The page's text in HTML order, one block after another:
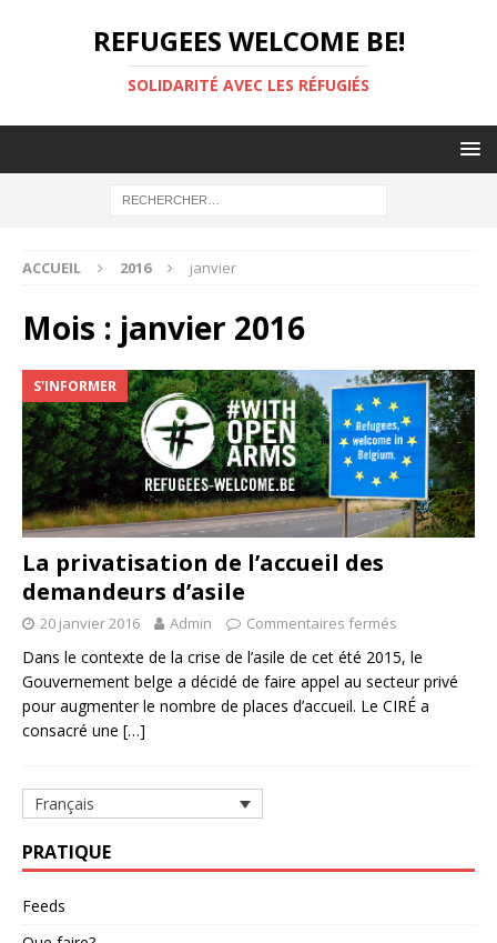
REFUGEES WELCOME BE!
SOLIDARITÉ AVEC LES RÉFUGIÉS
ACCUEIL 2016 janvier
Mois : janvier 2016
S'INFORMER
La privatisation de l’accueil des
demandeurs d’asile
20 janvier 2016 Admin Commentaires fermés
Dans le contexte de la crise de l’asile de cet été 2015, le
Gouvernement belge a décidé de faire appel au secteur privé
pour augmenter le nombre de places d’accueil. Le CIRÉ a
consacré une […]
Français
PRATIQUE
Feeds